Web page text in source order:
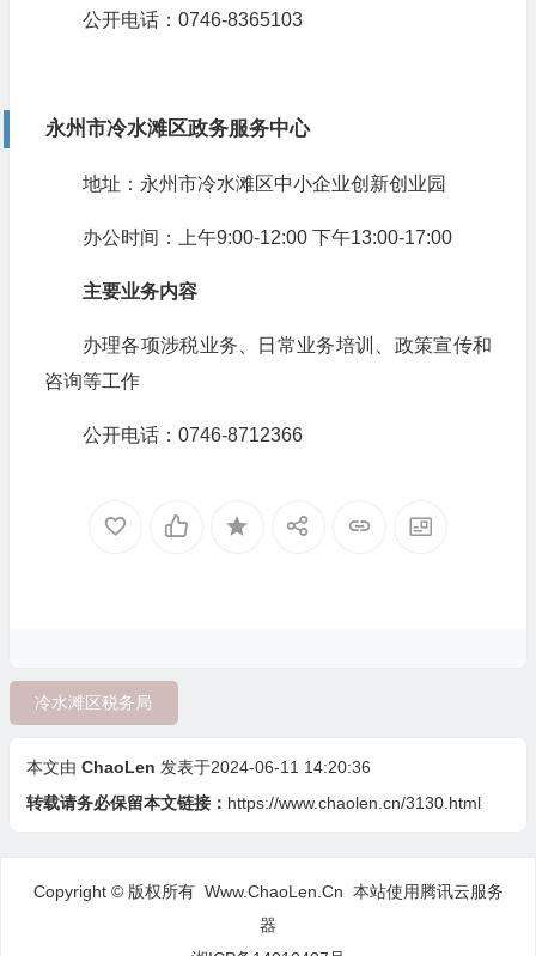
公开电话：0746-8365103
永州市冷水滩区政务服务中心
地址：永州市冷水滩区中小企业创新创业园
办公时间：上午9:00-12:00 下午13:00-17:00
主要业务内容
办理各项涉税业务、日常业务培训、政策宣传和
咨询等工作
公开电话：0746-8712366
冷水滩区税务局
本文由 ChaoLen 发表于2024-06-11 14:20:36
转载请务必保留本文链接： https://www.chaolen.cn/3130.html
Copyright © 版权所有 Www.ChaoLen.Cn 本站使用腾讯云服务
器